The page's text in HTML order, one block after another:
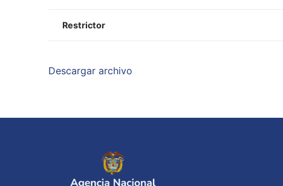
Restrictor
Descargar archivo